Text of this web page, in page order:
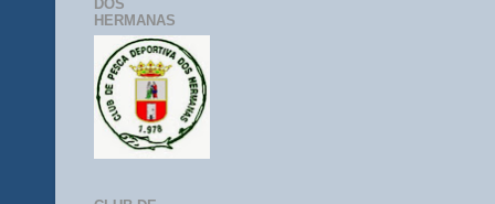
DOS
HERMANAS